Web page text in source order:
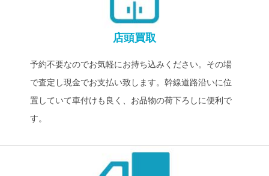
店頭買取
予約不要なのでお気軽にお持ち込みください。その場
で査定し現金でお支払い致します。幹線道路沿いに位
置していて車付けも良く、お品物の荷下ろしに便利で
す。